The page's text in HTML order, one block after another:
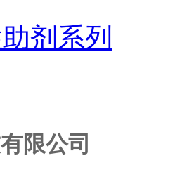
剂系列
限公司